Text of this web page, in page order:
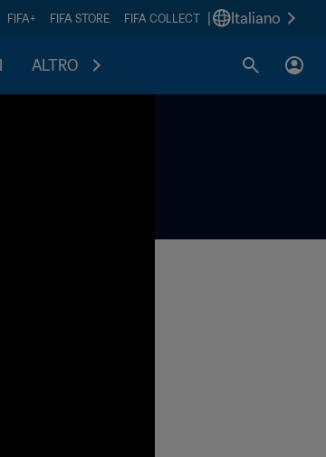
FIFA+ FIFA STORE FIFA COLLECT Italiano
ALTRO